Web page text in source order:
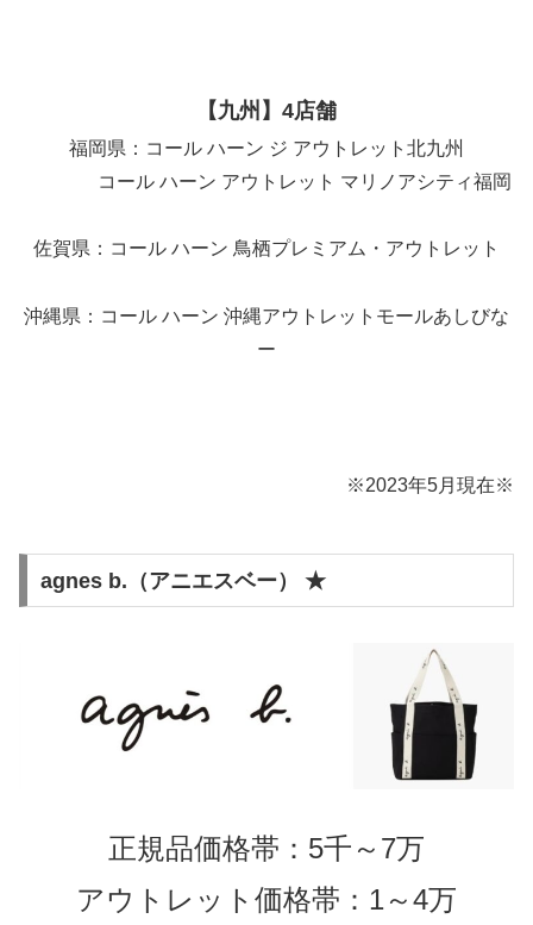
【九州】4店舗
福岡県：コール ハーン ジ アウトレット北九州
コール ハーン アウトレット マリノアシティ福岡
佐賀県：コール ハーン 鳥栖プレミアム・アウトレット
沖縄県：コール ハーン 沖縄アウトレットモールあしびな
ー
※2023年5月現在※
agnes b.（アニエスベー） ★
正規品価格帯：5千～7万
アウトレット価格帯：1～4万